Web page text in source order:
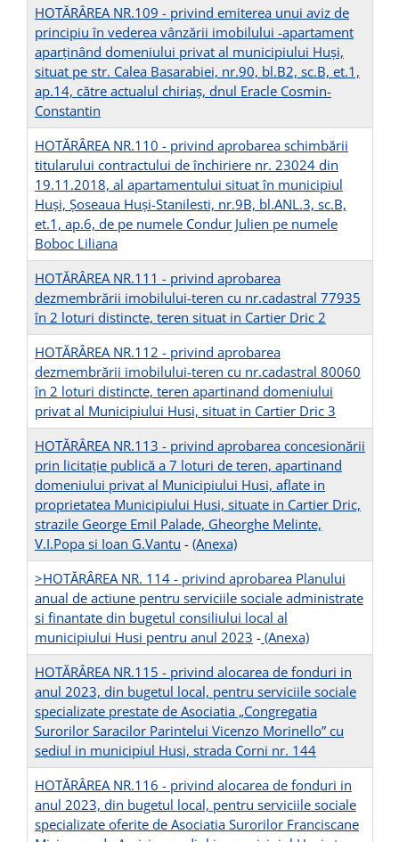
HOTĂRÂREA NR.109 - privind emiterea unui aviz de
principiu în vederea vânzării imobilului -apartament
aparținând domeniului privat al municipiului Huşi,
situat pe str. Calea Basarabiei, nr.90, bl.B2, sc.B, et.1,
ap.14, către actualul chiriaș, dnul Eracle Cosmin-
Constantin
HOTĂRÂREA NR.110 - privind aprobarea schimbării
titularului contractului de închiriere nr. 23024 din
19.11.2018, al apartamentului situat în municipiul
Huşi, Șoseaua Huși-Stanilesti, nr.9B, bl.ANL.3, sc.B,
et.1, ap.6, de pe numele Condur Julien pe numele
Boboc Liliana
HOTĂRÂREA NR.111 - privind aprobarea
dezmembrării imobilului-teren cu nr.cadastral 77935
în 2 loturi distincte, teren situat in Cartier Dric 2
HOTĂRÂREA NR.112 - privind aprobarea
dezmembrării imobilului-teren cu nr.cadastral 80060
în 2 loturi distincte, teren apartinand domeniului
privat al Municipiului Husi, situat in Cartier Dric 3
HOTĂRÂREA NR.113 - privind aprobarea concesionării
prin licitaţie publică a 7 loturi de teren, apartinand
domeniului privat al Municipiului Husi, aflate in
proprietatea Municipiului Husi, situate in Cartier Dric,
strazile George Emil Palade, Gheorghe Melinte,
V.I.Popa si Ioan G.Vantu - (Anexa)
>HOTĂRÂREA NR. 114 - privind aprobarea Planului
anual de actiune pentru serviciile sociale administrate
si finantate din bugetul consiliului local al
municipiului Husi pentru anul 2023 - (Anexa)
HOTĂRÂREA NR.115 - privind alocarea de fonduri in
anul 2023, din bugetul local, pentru serviciile sociale
specializate prestate de Asociatia „Congregatia
Surorilor Saracilor Parintelui Vicenzo Morinello” cu
sediul in municipiul Husi, strada Corni nr. 144
HOTĂRÂREA NR.116 - privind alocarea de fonduri in
anul 2023, din bugetul local, pentru serviciile sociale
specializate oferite de Asociatia Surorilor Franciscane